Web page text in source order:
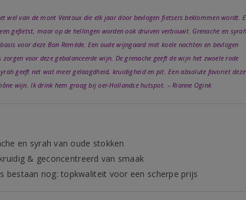
wel van de mont Ventoux die elk jaar door bevlogen fietsers beklommen wordt.
gefietst, maar op de hellingen worden ook druiven verbouwt. Grenache en syrah
voor deze Bon Remède. Een oude wijngaard met koele nachten en bevlogen
zorgen voor deze gebalanceerde wijn. De grenache geeft de wijn het zwoele rode
geeft net wat meer gelaagdheid, kruidigheid en pit. Een absolute favoriet deze
wijn. Ik drink hem graag bij oer-Hollandse hutspot. – Rianne Ogink
en syrah van oude stokken
& geconcentreerd van smaak
bestaan nog: topkwaliteit voor een scherpe prijs